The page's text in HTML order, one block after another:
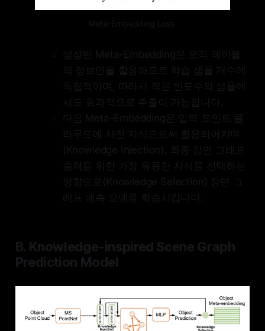
Meta-Embedding Loss
생성된 Meta-Embedding은 오직 레이블
의 정보만을 활용하므로 학습 샘플 개수에
독립적이며, 따라서 적은 빈도수의 샘플에
서도 효과적으로 추출이 가능합니다.
다음 Meta-Embedding은 입력 포인트 클
라우드에 사전 지식으로써 활용되어지며
(Knowledge Injection), 최종 장면 그래프
출력을 위한 가장 유용한 지식을 선택하는
방향으로(Knowledge Selection) 장면 그
래프 예측 모델을 학습시킵니다.
B. Knowledge-inspired Scene Graph
Prediction Model